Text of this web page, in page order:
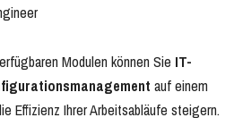
Modulen können Sie IT-
auf einem
Effizienz Ihrer Arbeitsabläufe steigern.